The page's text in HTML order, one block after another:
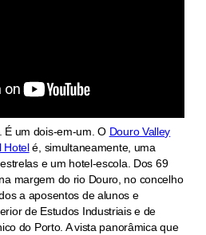
É um dois-em-um. O Douro Valley
Hotelé, simultaneamente, uma
e um hotel-escola. Dos 69
margem do rio Douro, no concelho
a aposentos de alunos e
de Estudos Industriais e de
do Porto. A vista panorâmica que